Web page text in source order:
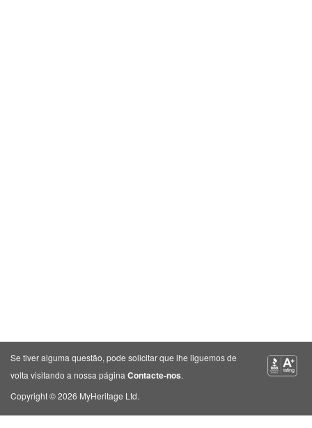
Se tiver alguma questão, pode solicitar que lhe liguemos de
volta visitando a nossa página Contacte-nos.
Copyright © 2026 MyHeritage Ltd.